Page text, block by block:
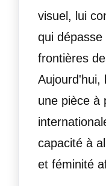
visuel, lui
qui
frontières
Aujourd'hui,
une pièce à
capacité à
et féminité